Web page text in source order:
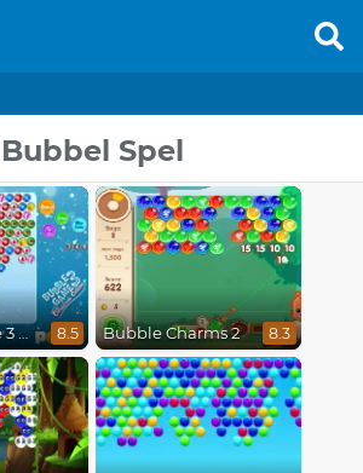
Bubbel Spel
Bubble Game 3 Christmas 8.5 Bubble Charms 2 8.3